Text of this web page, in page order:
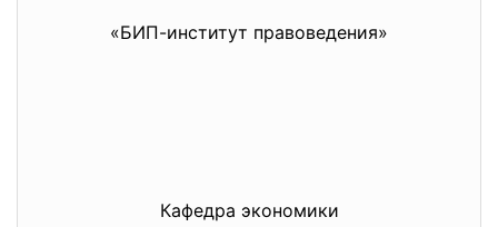
«БИП-институт правоведения»
Кафедра экономики